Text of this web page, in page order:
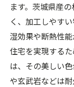
地域素
地元の
地域の
自然素
地域の
ます。茨城県産
く、加工しやす
湿効果や断熱性
住宅を実現する
は、その美しい
や玄武岩などは